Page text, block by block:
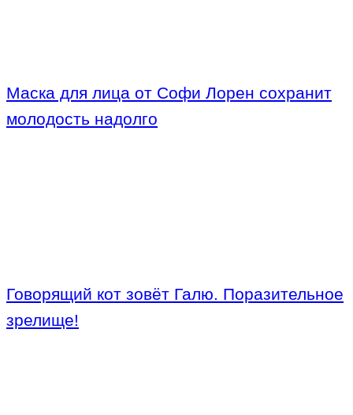
Маска для лица от Софи Лорен сохранит
молодость надолго
Говорящий кот зовёт Галю. Поразительное
зрелище!